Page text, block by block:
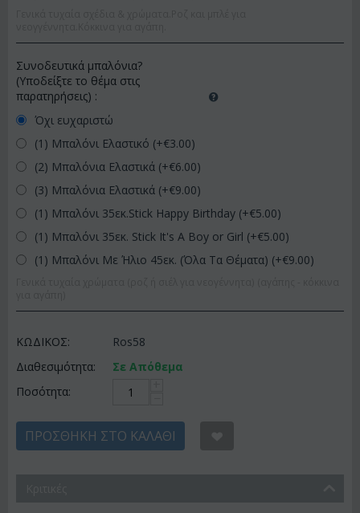
Συνοδευτικά μπαλόνια?
(Υποδείξτε το θέμα στις
παρατηρήσεις) :
Όχι ευχαριστώ
(1) Μπαλόνι Ελαστικό (+€3.00)
(2) Μπαλόνια Ελαστικά (+€6.00)
(3) Μπαλόνια Ελαστικά (+€9.00)
(1) Μπαλόνι 35εκ.Stick Happy Birthday (+€5.00)
(1) Μπαλόνι 35εκ. Stick It's A Boy or Girl (+€5.00)
(1) Μπαλόνι Με Ήλιο 45εκ. (Όλα Τα Θέματα) (+€9.00)
ΚΩΔΙΚΟΣ:
Ros58
Διαθεσιμότητα:
Σε Απόθεμα
Ποσότητα:
ΠΡΟΣΘΉΚΗ ΣΤΟ ΚΑΛΆΘΙ